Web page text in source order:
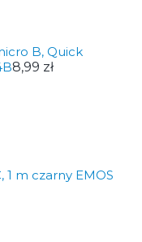
B, Quick
8,99 zł
m czarny EMOS